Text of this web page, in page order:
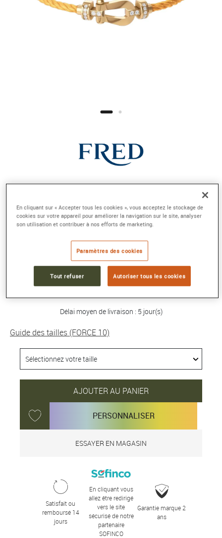
Moyen modèle or jaune 750/1000e et
diamants
Référence :0B0070-6B1206
Collection :FORCE 10
3 240 €
Délai moyen de livraison : 5 jour(s)
Guide des tailles (FORCE 10)
AJOUTER AU PANIER
PERSONNALISER
ESSAYER EN MAGASIN
Satisfait ou
remboursé 14
jours
En cliquant vous
allez être redirigé
vers le site
sécurisé de notre
partenaire
SOFINCO
Garantie marque 2
ans
En cliquant sur « Accepter tous les cookies », vous acceptez le stockage de
cookies sur votre appareil pour améliorer la navigation sur le site, analyser
son utilisation et contribuer à nos efforts de marketing.
Paramètres des cookies
Tout refuser Autoriser tous les cookies